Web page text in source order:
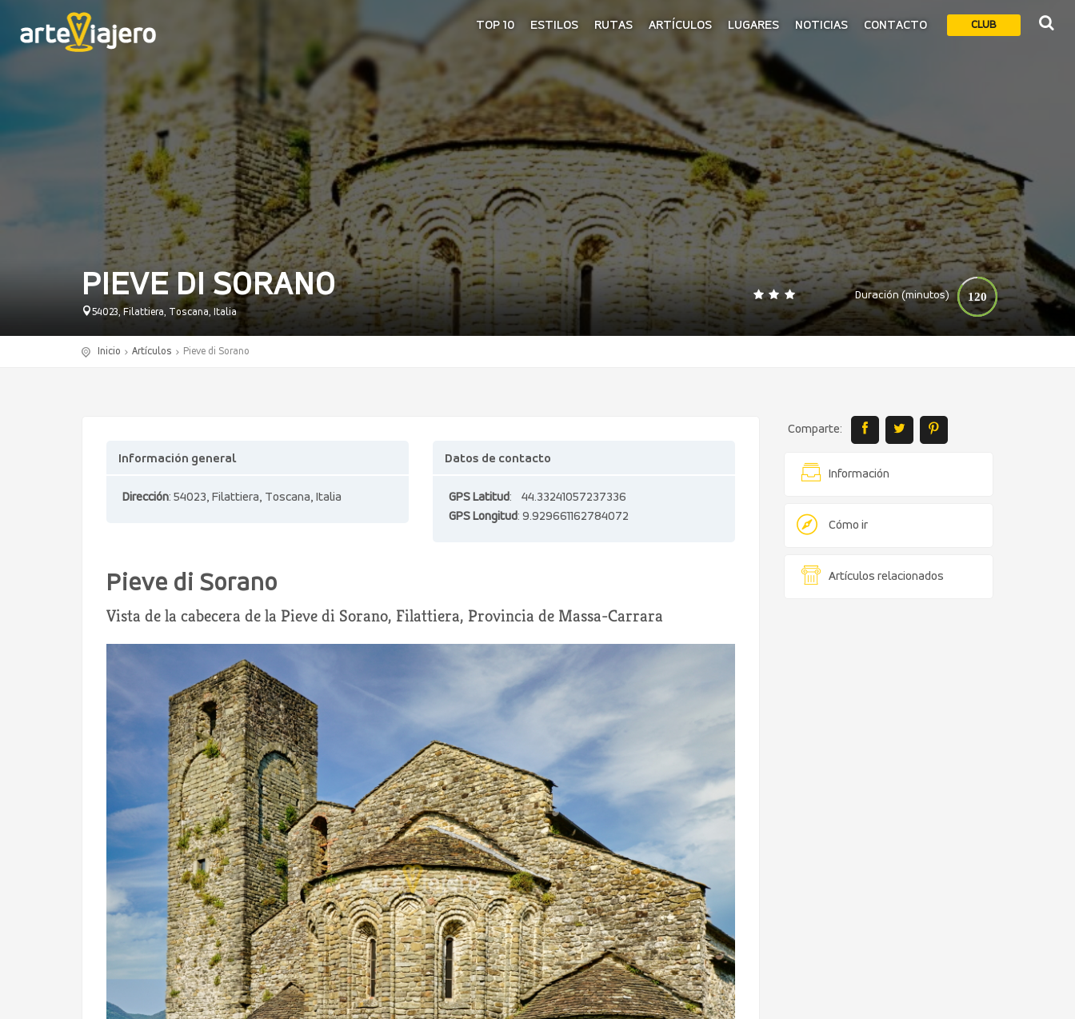
CLUB
TOP 10 ESTILOS RUTAS ARTÍCULOS LUGARES NOTICIAS CONTACTO
PIEVE DI SORANO
54023, Filattiera, Toscana, Italia
Duración (minutos) 120
0 140
Inicio Artículos Pieve di Sorano
Comparte:
Información
Cómo ir
Artículos relacionados
Información general
Dirección: 54023, Filattiera, Toscana, Italia
Datos de contacto
GPS Latitud: 44.33241057237336
GPS Longitud: 9.929661162784072
Pieve di Sorano
Vista de la cabecera de la Pieve di Sorano, Filattiera, Provincia de Massa-Carrara